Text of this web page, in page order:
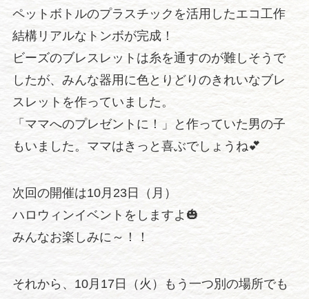
ペットボトルのプラスチックを活用したエコ工作
結構リアルなトンボが完成！
ビーズのブレスレットは糸を通すのが難しそうで
したが、みんな器用に色とりどりのきれいなブレ
スレットを作っていました。
「ママへのプレゼントに！」と作っていた男の子
もいました。ママはきっと喜ぶでしょうね💕
次回の開催は10月23日（月）
ハロウィンイベントをしますよ🎃
みんなお楽しみに～！！
それから、10月17日（火）もう一つ別の場所でも